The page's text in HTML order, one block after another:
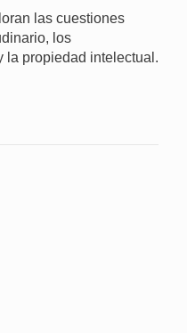
las cuestiones
los
la propiedad intelectual.